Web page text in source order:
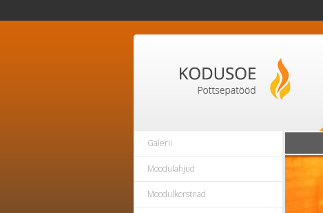
Galerii
Moodulahjud
Moodulkorstnad